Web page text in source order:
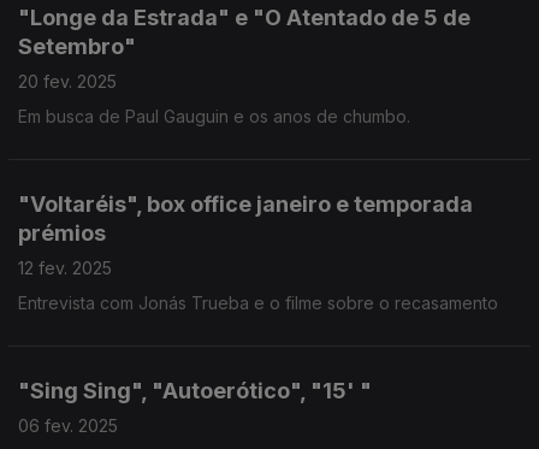
"Longe da Estrada" e "O Atentado de 5 de
Setembro"
20 fev. 2025
Em busca de Paul Gauguin e os anos de chumbo.
"Voltaréis", box office janeiro e temporada
prémios
12 fev. 2025
Entrevista com Jonás Trueba e o filme sobre o recasamento
"Sing Sing", "Autoerótico", "15' "
06 fev. 2025